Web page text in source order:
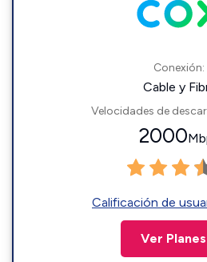
Conexión:
Cable y
Velocidades de
2000
Calificación de
Ver Planes